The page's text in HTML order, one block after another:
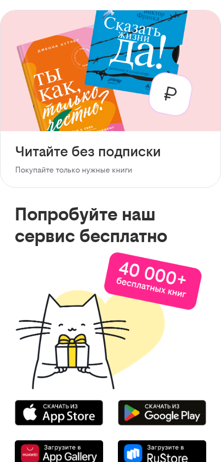
Читайте без подписки
Покупайте только нужные книги
Попробуйте наш
сервис бесплатно